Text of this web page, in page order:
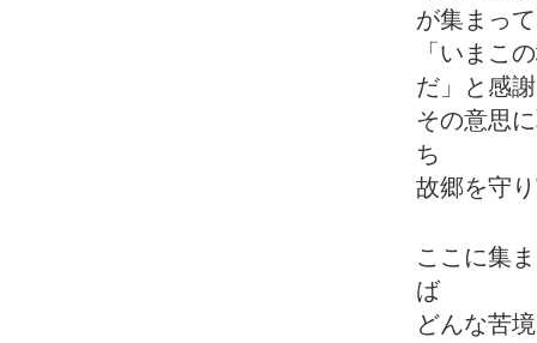
が集まっ
「いまこ
だ」と感
その意思
ち
故郷を守
ここに集
ば
どんな苦